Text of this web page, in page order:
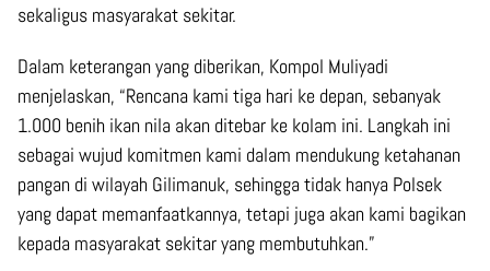
sekaligus masyarakat sekitar.
Dalam keterangan yang diberikan, Kompol Muliyadi
menjelaskan, “Rencana kami tiga hari ke depan, sebanyak
1.000 benih ikan nila akan ditebar ke kolam ini. Langkah ini
sebagai wujud komitmen kami dalam mendukung ketahanan
pangan di wilayah Gilimanuk, sehingga tidak hanya Polsek
yang dapat memanfaatkannya, tetapi juga akan kami bagikan
kepada masyarakat sekitar yang membutuhkan.”